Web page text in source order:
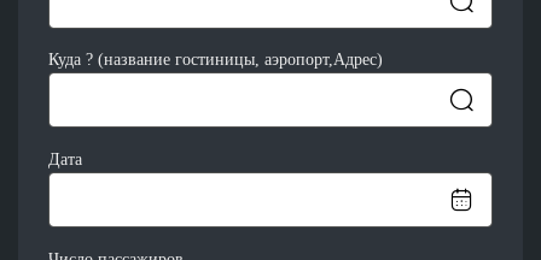
Куда ? (название гостиницы, аэропорт,Адрес)
Дата